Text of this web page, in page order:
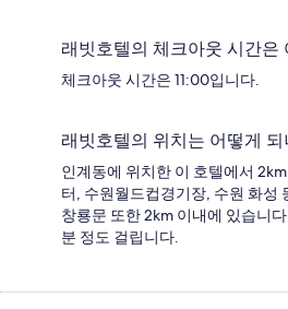
래빗호텔의 체크아웃 시간은
체크아웃 시간은 11:00입니다.
래빗호텔의 위치는 어떻게 되
인계동에 위치한 이 호텔에서
터, 수원월드컵경기장, 수원 화성
창룡문 또한 2km 이내에 있습니
분 정도 걸립니다.